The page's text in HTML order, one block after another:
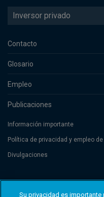
Inversor privado
Contacto
Glosario
Empleo
Publicaciones
Información importante
Política de privacidad y empleo
Divulgaciones
de Commerce et des Sociétés
Su privacidad es